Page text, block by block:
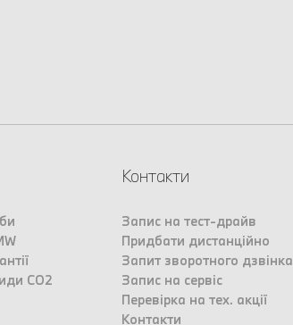
CO2
Контакти
Запис на тест-драйв
Придбати дистанційно
Запит зворотного дзвінка
Запис на сервіс
Перевірка на тех. акції
Контакти